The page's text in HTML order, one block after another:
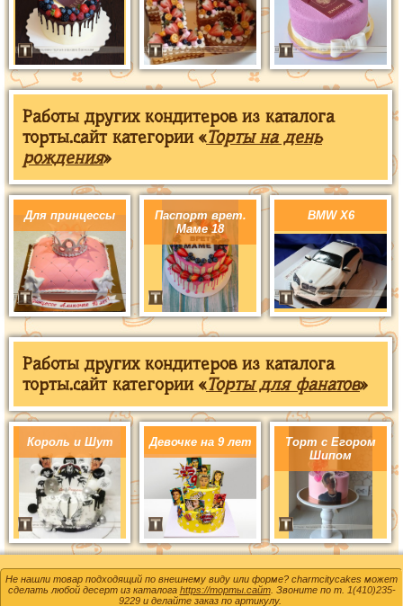
Работы других кондитеров из каталога
торты.сайт категории «Торты на день
рождения»
Для принцессы
Паспорт врет.
Маме 18
BMW X6
Работы других кондитеров из каталога
торты.сайт категории «Торты для фанатов»
Король и Шут Девочке на 9 лет
Торт с Егором
Шипом
Не нашли товар подходящий по внешнему виду или форме? charmcitycakes может
сделать любой десерт из каталога https://торты.сайт. Звоните по т. 1(410)235-
9229 и делайте заказ по артикулу.